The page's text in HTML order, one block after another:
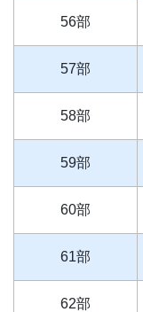
56部
57部
58部
59部
60部
61部
62部